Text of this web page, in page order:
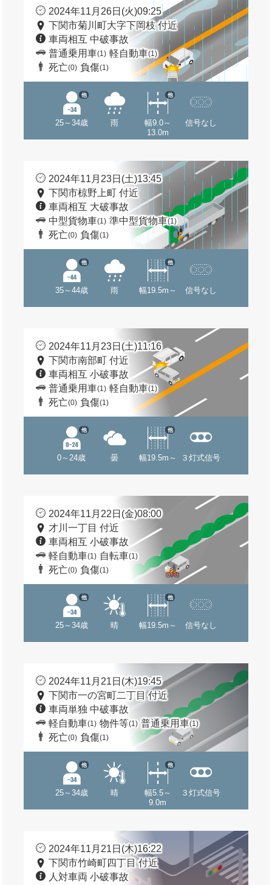
2024年11月26日(火)09:25
下関市菊川町大字下岡枝 付近
車両相互 中破事故
普通乗用車(1) 軽自動車(1)
死亡(0) 負傷(1)
25～34歳
他
雨
幅9.0～
13.0m
他
信号なし
2024年11月23日(土)13:45
下関市椋野上町 付近
車両相互 大破事故
中型貨物車(1) 準中型貨物車(1)
死亡(0) 負傷(1)
35～44歳
他
雨 幅19.5m～
他
信号なし
2024年11月23日(土)11:16
下関市南部町 付近
車両相互 小破事故
普通乗用車(1) 軽自動車(1)
死亡(0) 負傷(1)
0～24歳
他
曇 幅19.5m～
他
３灯式信号
2024年11月22日(金)08:00
才川一丁目 付近
車両相互 小破事故
軽自動車(1) 自転車(1)
死亡(0) 負傷(1)
25～34歳
他
晴 幅19.5m～
他
信号なし
2024年11月21日(木)19:45
下関市一の宮町二丁目 付近
車両単独 中破事故
軽自動車(1) 物件等(1) 普通乗用車(1)
死亡(0) 負傷(1)
25～34歳
他
晴
幅5.5～
9.0m
他
３灯式信号
2024年11月21日(木)16:22
下関市竹崎町四丁目 付近
人対車両 小破事故